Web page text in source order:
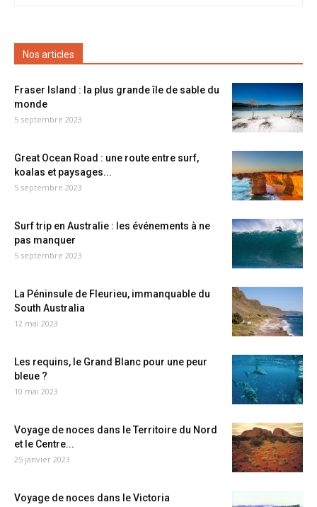
Nos articles
Fraser Island : la plus grande île de sable du
monde
5 septembre 2023
Great Ocean Road : une route entre surf,
koalas et paysages...
5 septembre 2023
Surf trip en Australie : les événements à ne
pas manquer
5 septembre 2023
La Péninsule de Fleurieu, immanquable du
South Australia
12 mai 2023
Les requins, le Grand Blanc pour une peur
bleue ?
10 mai 2023
Voyage de noces dans le Territoire du Nord
et le Centre...
25 janvier 2023
Voyage de noces dans le Victoria